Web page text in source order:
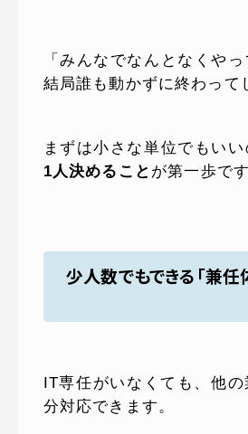
「みんなでなんとなくやっ
結局誰も動かずに終わって
まずは小さな単位でもいい
1人決めること が第一歩です
少人数でもできる「兼任
IT専任がいなくても、他
分対応できます。